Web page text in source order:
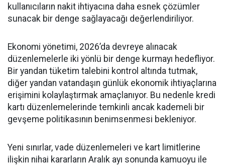
kullanıcıların nakit ihtiyacına daha esnek çözümler
sunacak bir denge sağlayacağı değerlendiriliyor.
Ekonomi yönetimi, 2026’da devreye alınacak
düzenlemelerle iki yönlü bir denge kurmayı hedefliyor.
Bir yandan tüketim talebini kontrol altında tutmak,
diğer yandan vatandaşın günlük ekonomik ihtiyaçlarına
erişimini kolaylaştırmak amaçlanıyor. Bu nedenle kredi
kartı düzenlemelerinde temkinli ancak kademeli bir
gevşeme politikasının benimsenmesi bekleniyor.
Yeni sınırlar, vade düzenlemeleri ve kart limitlerine
ilişkin nihai kararların Aralık ayı sonunda kamuoyu ile